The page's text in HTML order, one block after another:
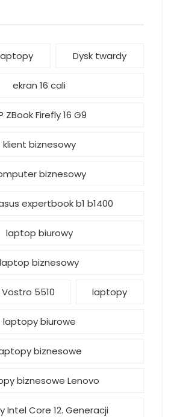
Dysk twardy
ekran 16 cali
ZBook Firefly 16 G9
klient biznesowy
biznesowy
expertbook b1 b1400
laptop biurowy
laptop biznesowy
5510 laptopy
laptopy biurowe
biznesowe
biznesowe Lenovo
Intel Core 12. Generacji